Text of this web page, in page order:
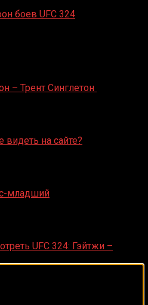
боев UFC 324
– Трент Синглетон
видеть на сайте?
младший
UFC 324: Гэйтжи –
на спорте?
Telegram-канал
и другие виды спорта